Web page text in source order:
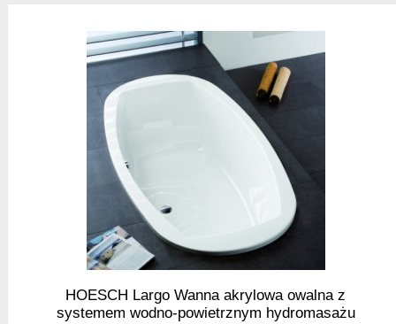
HOESCH Largo Wanna akrylowa owalna z
systemem wodno-powietrznym hydromasażu